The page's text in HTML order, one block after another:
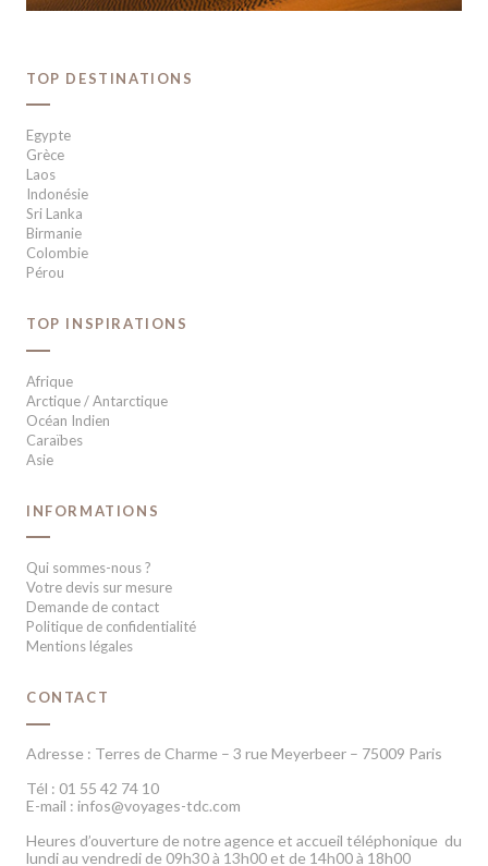
TOP DESTINATIONS
Egypte
Grèce
Laos
Indonésie
Sri Lanka
Birmanie
Colombie
Pérou
TOP INSPIRATIONS
Afrique
Arctique / Antarctique
Océan Indien
Caraïbes
Asie
INFORMATIONS
Qui sommes-nous ?
Votre devis sur mesure
Demande de contact
Politique de confidentialité
Mentions légales
CONTACT
Adresse : Terres de Charme – 3 rue Meyerbeer – 75009 Paris
Tél : 01 55 42 74 10
E-mail : infos@voyages-tdc.com
Heures d’ouverture de notre agence et accueil téléphonique du
lundi au vendredi de 09h30 à 13h00 et de 14h00 à 18h00